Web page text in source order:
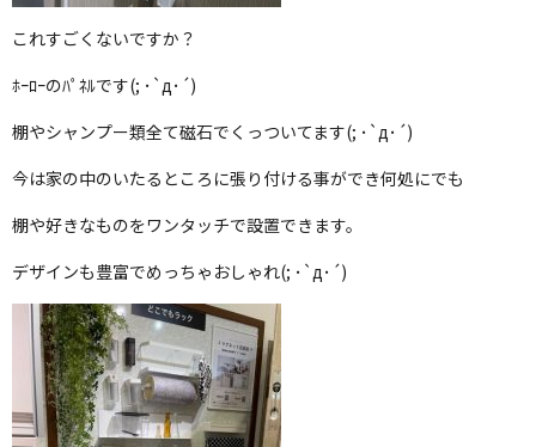
これすごくないですか？
ﾎｰﾛｰのﾊﾟﾈﾙです(; ･`д･´)
棚やシャンプー類全て磁石でくっついてます(; ･`д･´)
今は家の中のいたるところに張り付ける事ができ何処にでも
棚や好きなものをワンタッチで設置できます。
デザインも豊富でめっちゃおしゃれ(; ･`д･´)